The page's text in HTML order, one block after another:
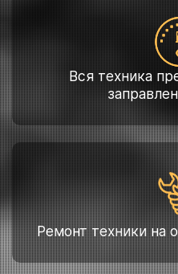
Вся техника
Ремонт техники на